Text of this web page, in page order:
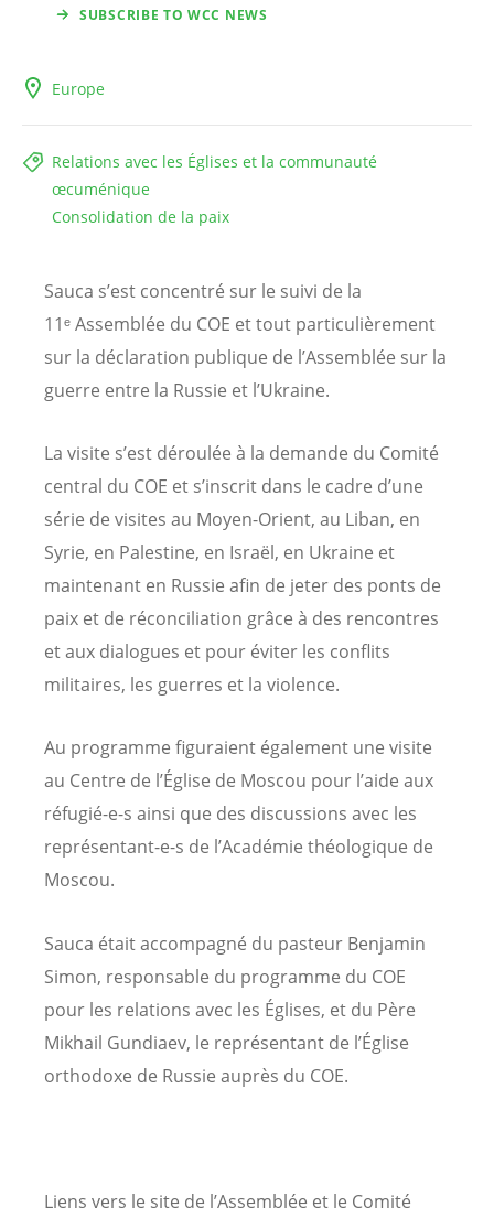
SUBSCRIBE TO WCC NEWS
Europe
Relations avec les Églises et la communauté
œcuménique
Consolidation de la paix
Sauca s’est concentré sur le suivi de la
11ᵉ Assemblée du COE et tout particulièrement
sur la déclaration publique de l’Assemblée sur la
guerre entre la Russie et l’Ukraine.
La visite s’est déroulée à la demande du Comité
central du COE et s’inscrit dans le cadre d’une
série de visites au Moyen-Orient, au Liban, en
Syrie, en Palestine, en Israël, en Ukraine et
maintenant en Russie afin de jeter des ponts de
paix et de réconciliation grâce à des rencontres
et aux dialogues et pour éviter les conflits
militaires, les guerres et la violence.
Au programme figuraient également une visite
au Centre de l’Église de Moscou pour l’aide aux
réfugié-e-s ainsi que des discussions avec les
représentant-e-s de l’Académie théologique de
Moscou.
Sauca était accompagné du pasteur Benjamin
Simon, responsable du programme du COE
pour les relations avec les Églises, et du Père
Mikhail Gundiaev, le représentant de l’Église
orthodoxe de Russie auprès du COE.
Liens vers le site de l’Assemblée et le Comité